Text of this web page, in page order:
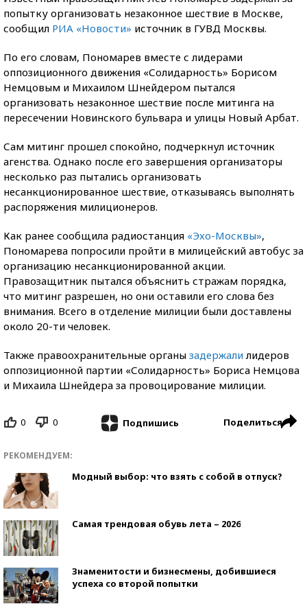
попытку организовать незаконное шествие в Москве,
сообщил РИА «Новости» источник в ГУВД Москвы.
По его словам, Пономарев вместе с лидерами
оппозиционного движения «Солидарность» Борисом
Немцовым и Михаилом Шнейдером пытался
организовать незаконное шествие после митинга на
пересечении Новинского бульвара и улицы Новый Арбат.
Сам митинг прошел спокойно, подчеркнул источник
агенства. Однако после его завершения организаторы
несколько раз пытались организовать
несанкционированное шествие, отказываясь выполнять
распоряжения милиционеров.
Как ранее сообщила радиостанция «Эхо-Москвы»,
Пономарева попросили пройти в милицейский автобус за
организацию несанкционированной акции.
Правозащитник пытался объяснить стражам порядка,
что митинг разрешен, но они оставили его слова без
внимания. Всего в отделение милиции были доставлены
около 20-ти человек.
Также правоохранительные органы задержали лидеров
оппозиционной партии «Солидарность» Бориса Немцова
и Михаила Шнейдера за провоцирование милиции.
0 0 Подпишись Поделиться
РЕКОМЕНДУЕМ:
Модный выбор: что взять с собой в отпуск?
Самая трендовая обувь лета – 2026
Знаменитости и бизнесмены, добившиеся
успеха со второй попытки